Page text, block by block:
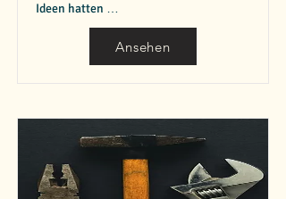
Ideen hatten …
Ansehen